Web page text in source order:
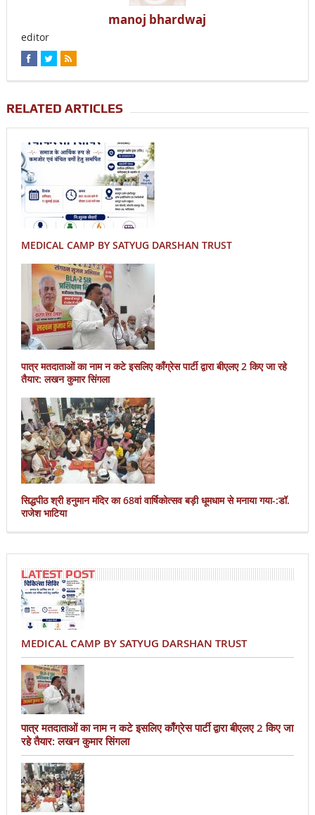
manoj bhardwaj
editor
RELATED ARTICLES
MEDICAL CAMP BY SATYUG DARSHAN TRUST
पात्र मतदाताओं का नाम न कटे इसलिए काँग्रेस पार्टी द्वारा बीएलए 2 किए जा रहे
तैयार: लखन कुमार सिंगला
सिद्धपीठ श्री हनुमान मंदिर का 68वां वार्षिकोत्सव बड़ी धूमधाम से मनाया गया-:डॉ.
राजेश भाटिया
LATEST POST
MEDICAL CAMP BY SATYUG DARSHAN TRUST
पात्र मतदाताओं का नाम न कटे इसलिए काँग्रेस पार्टी द्वारा बीएलए 2 किए जा
रहे तैयार: लखन कुमार सिंगला